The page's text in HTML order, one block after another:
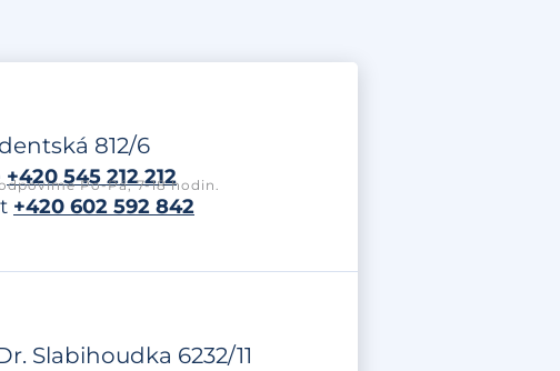
812/6
+420 545 212 212
Po-Pá, 7-18 hodin.
+420 602 592 842
Slabihoudka 6232/11